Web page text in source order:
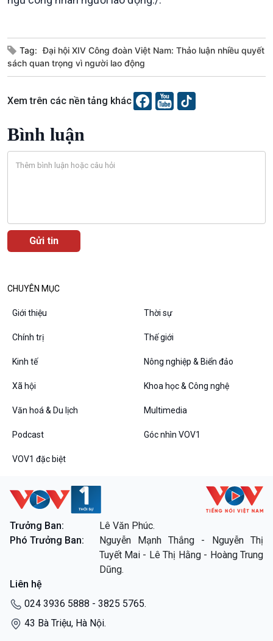
Thanh âm ký sự
Chân dung cuộc sống
Tag: Đại hội XIV Công đoàn Việt Nam: Thảo luận nhiều quyết
sách quan trọng vì người lao động
Xem trên các nền tảng khác
Bình luận
CHUYÊN MỤC
Giới thiệu Thời sự
Chính trị Thế giới
Kinh tế Nông nghiệp & Biển đảo
Xã hội Khoa học & Công nghệ
Văn hoá & Du lịch Multimedia
Podcast Góc nhìn VOV1
VOV1 đặc biệt
Trưởng Ban:
Lê Văn Phúc.
Phó Trưởng Ban:
Nguyễn Mạnh Thắng - Nguyễn Thị
Tuyết Mai - Lê Thị Hằng - Hoàng Trung
Dũng.
Liên hệ
024 3936 5888 - 3825 5765.
43 Bà Triệu, Hà Nội.